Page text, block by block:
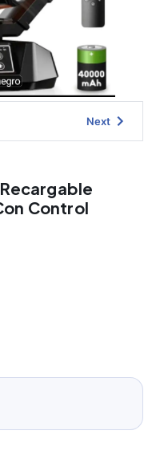
Next
Control